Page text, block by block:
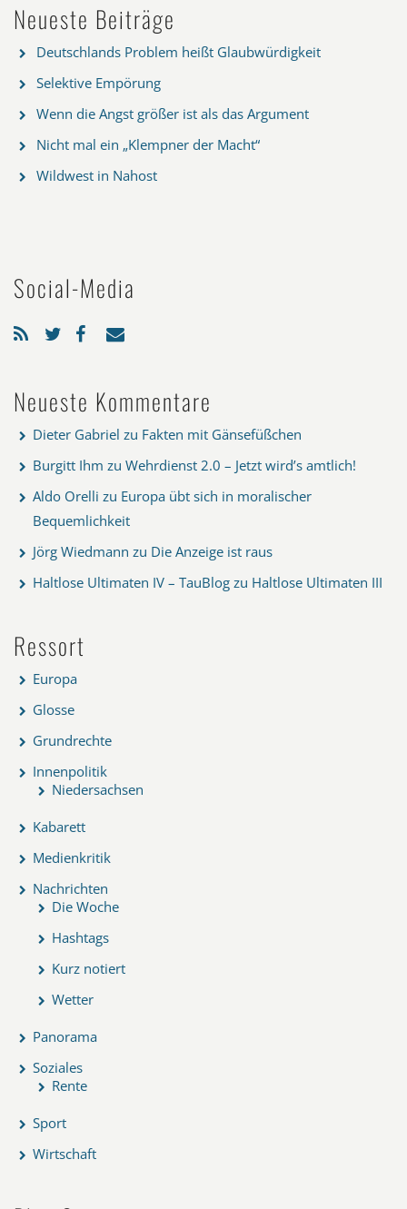
Neueste Beiträge
Deutschlands Problem heißt Glaubwürdigkeit
Selektive Empörung
Wenn die Angst größer ist als das Argument
Nicht mal ein „Klempner der Macht“
Wildwest in Nahost
Social-Media
Neueste Kommentare
Dieter Gabriel zu Fakten mit Gänsefüßchen
Burgitt Ihm zu Wehrdienst 2.0 – Jetzt wird’s amtlich!
Aldo Orelli zu Europa übt sich in moralischer
Bequemlichkeit
Jörg Wiedmann zu Die Anzeige ist raus
Haltlose Ultimaten IV – TauBlog zu Haltlose Ultimaten III
Ressort
Europa
Glosse
Grundrechte
Innenpolitik
Niedersachsen
Kabarett
Medienkritik
Nachrichten
Die Woche
Hashtags
Kurz notiert
Wetter
Panorama
Soziales
Rente
Sport
Wirtschaft